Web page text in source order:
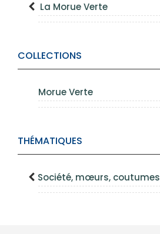
La Morue Verte
COLLECTIONS
Morue Verte
THÉMATIQUES
Société, mœurs, coutumes